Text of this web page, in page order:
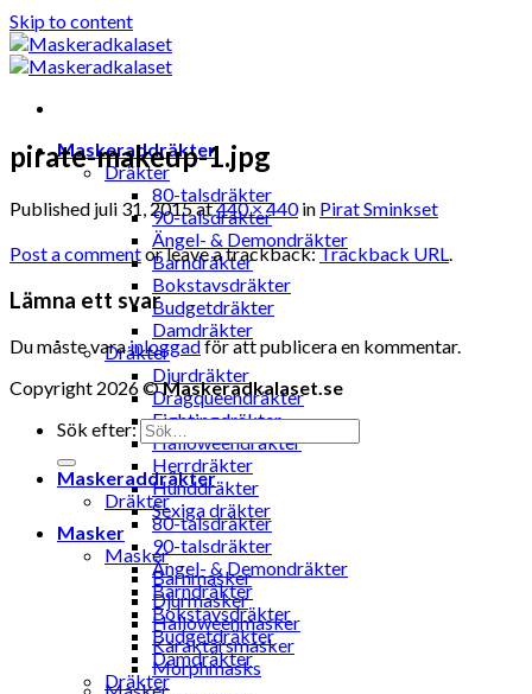
Skip to content
Maskeraddräkter
Dräkter
80-talsdräkter
90-talsdräkter
Ängel- & Demondräkter
Barndräkter
Bokstavsdräkter
Budgetdräkter
Damdräkter
Dräkter
Djurdräkter
Dragqueendräkter
Fightingdräkter
Halloweendräkter
Herrdräkter
Hunddräkter
Sexiga dräkter
Masker
Masker
Barnmasker
Djurmasker
Halloweenmasker
Karaktärsmasker
Morphmasks
pirate-makeup-1.jpg
Published juli 31, 2015at440 × 440in Pirat Sminkset
Post a commentor leave a trackback:Trackback URL.
Lämna ett svar
Du måste varainloggadför att publicera en kommentar.
Copyright 2026 ©Maskeradkalaset.se
Sök efter:
Maskeraddräkter
Dräkter
80-talsdräkter
90-talsdräkter
Ängel- & Demondräkter
Barndräkter
Bokstavsdräkter
Budgetdräkter
Damdräkter
Dräkter